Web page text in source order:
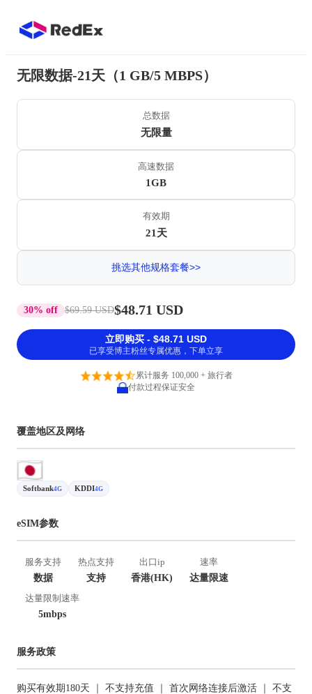
无限数据-21天（1 GB/5 MBPS）
总数据
无限量
高速数据
1GB
有效期
21天
挑选其他规格套餐>>
30% off $69.59 USD$48.71 USD
立即购买 - $48.71 USD
已享受博主粉丝专属优惠，下单立享
累计服务 100,000 + 旅行者
付款过程保证安全
覆盖地区及网络
Softbank4G KDDI4G
eSIM参数
服务支持
数据
热点支持
支持
出口ip
香港(HK)
速率
达量限速
达量限制速率
5mbps
服务政策
购买有效期180天 ｜ 不支持充值 ｜ 首次网络连接后激活 ｜ 不支